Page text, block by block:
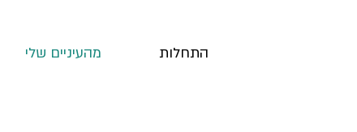
התחלות מהעיניים שלי